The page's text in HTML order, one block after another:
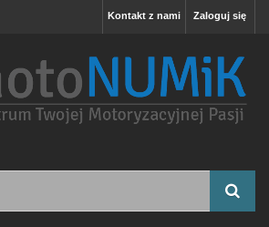
Zaloguj się
Kontakt z nami